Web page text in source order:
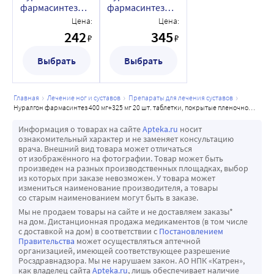
фармасинтез
0,4+0,325 10 шт.
пленочной
оболочкой
Цена:
242₽
Выбрать
фармасинтез
400 мг+325 мг 20
шт. таблетки,
пленочной
оболочкой
Цена:
345₽
Выбрать
главная лечение ног и суставов
препараты для лечения суставов
нуралгон фармасинтез 400 мг+325 мг 20 шт. таблетки, покрытые пленочной оболочкой
Информация о товарах на сайтеApteka.ru носит
ознакомительный характер и не заменяет консультацию
врача. Внешний вид товара может отличаться
от изображённого на фотографии. Товар может быть
произведен на разных производственных площадках, выбор
из которых при заказе невозможен. У товара может
измениться наименование производителя, а товары
со старым наименованием могут быть в заказе.
Мы не продаем товары на сайте и не доставляем заказы*
на дом. Дистанционная продажа медикаментов (в том числе
с доставкой на дом) в соответствии с Постановлением
Правительства может осуществляться аптечной
организацией, имеющей соответствующее разрешение
Росздравнадзора. Мы не нарушаем закон. АО НПК «Катрен»,
как владелец сайта Apteka.ru, лишь обеспечивает наличие